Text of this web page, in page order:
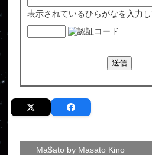
表示されているひらがなを入力
Ma$ato by Masato Kino